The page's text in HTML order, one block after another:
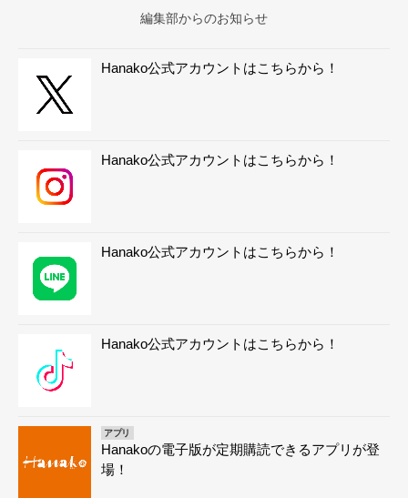
編集部からのお知らせ
Hanako公式アカウントはこちらから！
Hanako公式アカウントはこちらから！
Hanako公式アカウントはこちらから！
Hanako公式アカウントはこちらから！
アプリ
Hanakoの電子版が定期購読できるアプリが登
場！